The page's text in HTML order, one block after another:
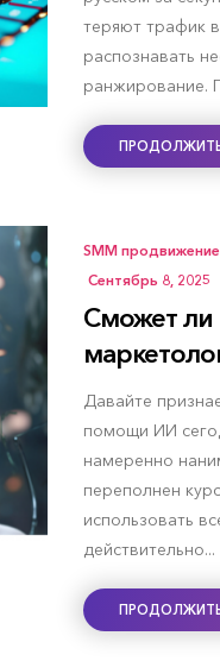
теряют трафик
распознавать
ранжирование.
SMM продвижение
Сентябрь 8, 2025
Сможет ли
Давайте
помощи ИИ
намеренно
переполнен
использовать
действительно...